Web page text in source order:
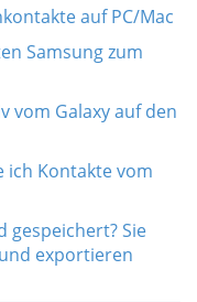
auf PC/Mac
Samsung zum
vom Galaxy auf den
ich Kontakte vom
gespeichert? Sie
exportieren